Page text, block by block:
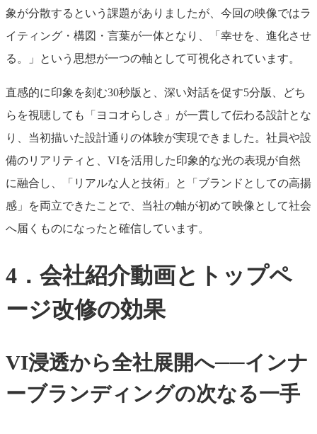
象が分散するという課題がありましたが、今回の映像ではラ
イティング・構図・言葉が一体となり、「幸せを、進化させ
る。」という思想が一つの軸として可視化されています。
直感的に印象を刻む30秒版と、深い対話を促す5分版、どち
らを視聴しても「ヨコオらしさ」が一貫して伝わる設計とな
り、当初描いた設計通りの体験が実現できました。社員や設
備のリアリティと、VIを活用した印象的な光の表現が自然
に融合し、「リアルな人と技術」と「ブランドとしての高揚
感」を両立できたことで、当社の軸が初めて映像として社会
へ届くものになったと確信しています。
4．会社紹介動画とトップペ
ージ改修の効果
VI浸透から全社展開へ──インナ
ーブランディングの次なる一手